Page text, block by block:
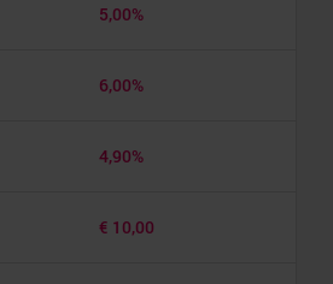
5,00%
6,00%
4,90%
€ 10,00